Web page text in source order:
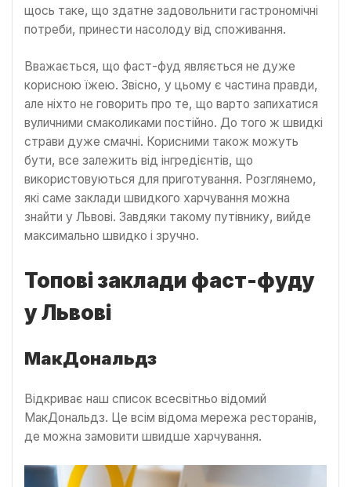
щось таке, що здатне задовольнити гастрономічні
потреби, принести насолоду від споживання.
Вважається, що фаст-фуд являється не дуже
корисною їжею. Звісно, у цьому є частина правди,
але ніхто не говорить про те, що варто запихатися
вуличними смаколиками постійно. До того ж швидкі
страви дуже смачні. Корисними також можуть
бути, все залежить від інгредієнтів, що
використовуються для приготування. Розглянемо,
які саме заклади швидкого харчування можна
знайти у Львові. Завдяки такому путівнику, вийде
максимально швидко і зручно.
Топові заклади фаст-фуду
у Львові
МакДональдз
Відкриває наш список всесвітньо відомий
МакДональдз. Це всім відома мережа ресторанів,
де можна замовити швидше харчування.